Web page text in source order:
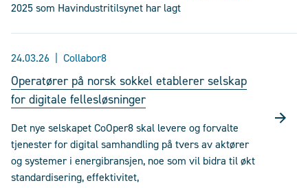
2025 som Havindustritilsynet har lagt
24.03.26 Collabor8
Operatører på norsk sokkel etablerer selskap
for digitale fellesløsninger
Det nye selskapet CoOper8 skal levere og forvalte
tjenester for digital samhandling på tvers av aktører
og systemer i energibransjen, noe som vil bidra til økt
standardisering, effektivitet,